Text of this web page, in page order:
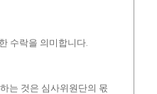
수락을 의미합니다.
는 것은 심사위원단의 몫